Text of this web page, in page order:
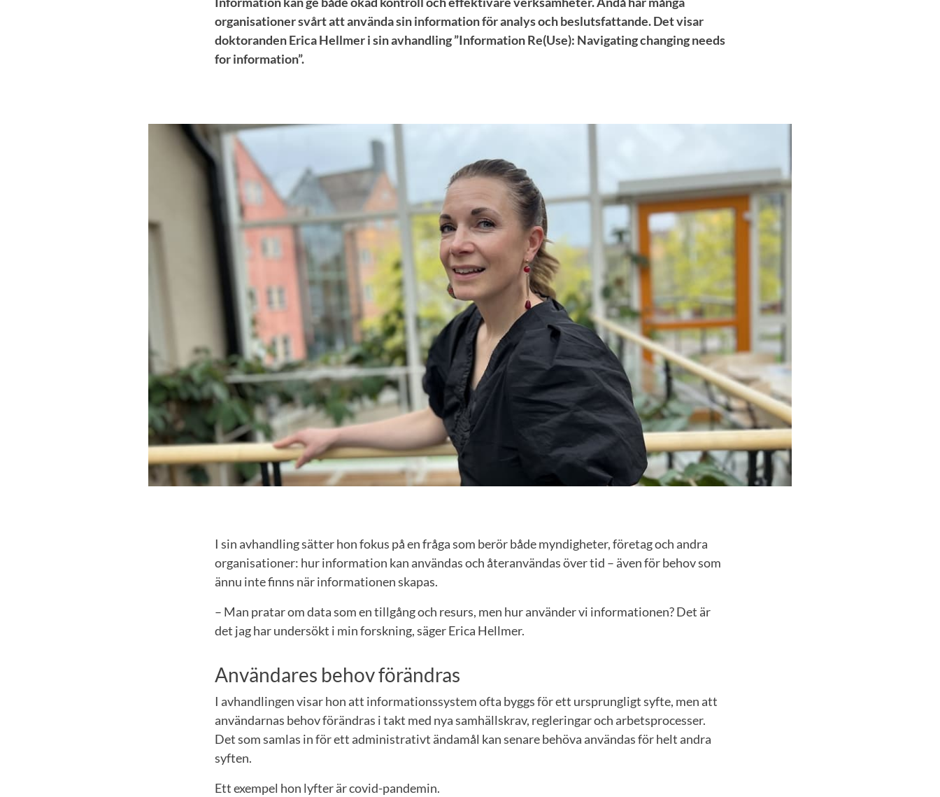
organisationer svårt att använda sin information för analys och beslutsfattande. Det visar
doktoranden Erica Hellmer i sin avhandling ”Information Re(Use): Navigating changing needs
for information”.
I sin avhandling sätter hon fokus på en fråga som berör både myndigheter, företag och andra
organisationer: hur information kan användas och återanvändas över tid – även för behov som
ännu inte finns när informationen skapas.
– Man pratar om data som en tillgång och resurs, men hur använder vi informationen? Det är
det jag har undersökt i min forskning, säger Erica Hellmer.
Användares behov förändras
I avhandlingen visar hon att informationssystem ofta byggs för ett ursprungligt syfte, men att
användarnas behov förändras i takt med nya samhällskrav, regleringar och arbetsprocesser.
Det som samlas in för ett administrativt ändamål kan senare behöva användas för helt andra
syften.
Ett exempel hon lyfter är covid-pandemin.